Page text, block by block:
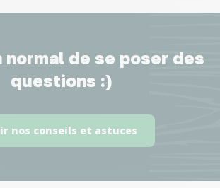
normal de se poser des
questions :)
nos conseils et astuces